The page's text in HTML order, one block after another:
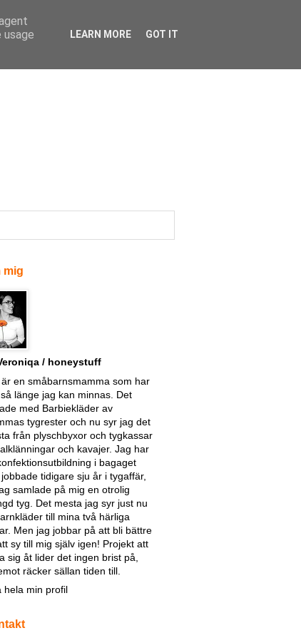
mig
/ honeystuff
en småbarnsmamma som har
länge jag kan minnas. Det
med Barbiekläder av
tygrester och nu syr jag det
från plyschbyxor och tygkassar
och kavajer. Jag har
i bagaget
tidigare sju år i tygaffär,
samlade på mig en otrolig
tyg. Det mesta jag syr just nu
till mina två härliga
Men jag jobbar på att bli bättre
sy till mig själv igen! Projekt att
sig åt lider det ingen brist på,
räcker sällan tiden till.
hela min profil
LEARN MORE GOT IT